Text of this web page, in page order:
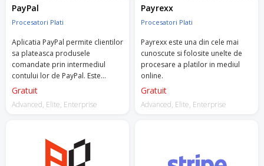
PayPal
Procesatori Plati
Aplicatia PayPal permite clientilor
sa plateasca produsele
comandate prin intermediul
contului lor de PayPal. Este
necesara activarea monedei
aplicatia.
Gratuit
Advanced, Elite, Enterprise
Payrexx
Procesatori Plati
Payrexx este una din cele mai
cunoscute si folosite unelte de
procesare a platilor in mediul
online.
Gratuit
Advanced, Elite, Enterprise